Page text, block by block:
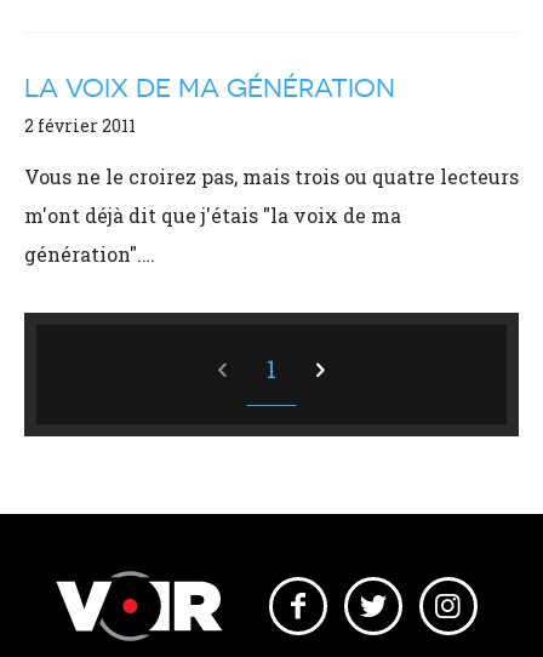
LA VOIX DE MA GÉNÉRATION
2 février 2011
Vous ne le croirez pas, mais trois ou quatre lecteurs
m'ont déjà dit que j'étais "la voix de ma
génération".…
1